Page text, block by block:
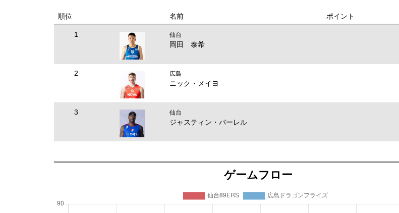
順位 名前 ポイント
1 仙台
岡田 泰希
2 広島
ニック・メイヨ
3 仙台
ジャスティン・バーレル
ゲームフロー